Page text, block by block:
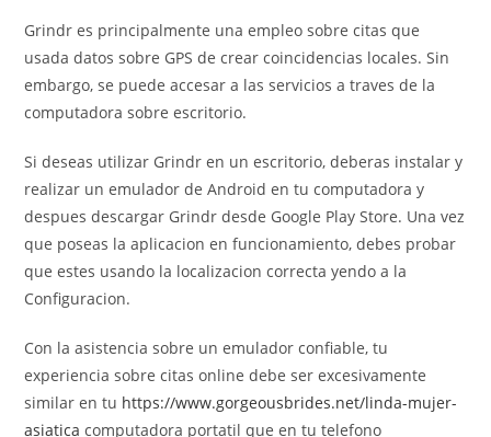
Grindr es principalmente una empleo sobre citas que
usada datos sobre GPS de crear coincidencias locales. Sin
embargo, se puede accesar a las servicios a traves de la
computadora sobre escritorio.
Si deseas utilizar Grindr en un escritorio, deberas instalar y
realizar un emulador de Android en tu computadora y
despues descargar Grindr desde Google Play Store. Una vez
que poseas la aplicacion en funcionamiento, debes probar
que estes usando la localizacion correcta yendo a la
Configuracion.
Con la asistencia sobre un emulador confiable, tu
experiencia sobre citas online debe ser excesivamente
similar en tu https://www.gorgeousbrides.net/linda-mujer-
asiatica computadora portatil que en tu telefono